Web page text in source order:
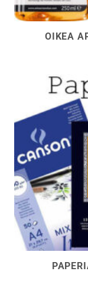
OIKEA